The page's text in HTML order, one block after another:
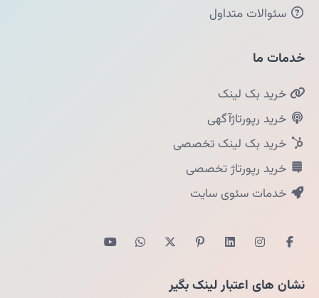
سئوالات متداول
خدمات ما
خرید بک لینک
خرید رپورتاژآگهی
خرید بک لینک تخصصی
خرید رپورتاژ تخصصی
خدمات سئوی سایت
نشان های اعتبار لینک بگیر